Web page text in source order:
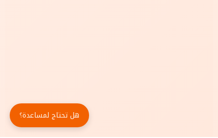
هل تحتاج لمساعدة؟